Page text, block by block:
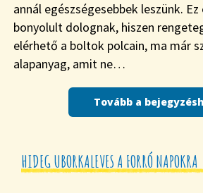
annál egészségesebbek leszünk.
bonyolult dolognak, hiszen
elérhető a boltok polcain, ma már
alapanyag, amit ne…
Tovább a
HIDEG UBORKALEVES A FORRÓ NAPOKRA